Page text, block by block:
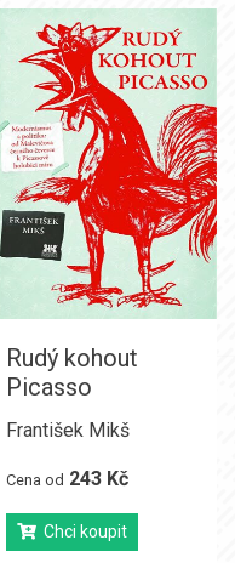
Rudý kohout
Picasso
František Mikš
Cena od 243 Kč
Chci koupit